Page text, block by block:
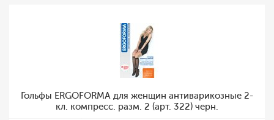
Гольфы ERGOFORMA для женщин антиварикозные 2-
кл. компресс. разм. 2 (арт. 322) черн.